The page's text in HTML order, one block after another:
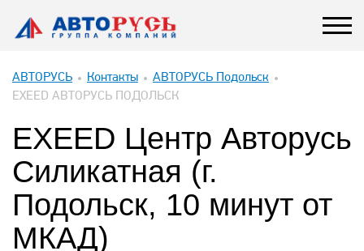
АВТОРУСЬ Контакты
АВТОРУСЬ Подольск
EXEED АВТОРУСЬ ПОДОЛЬСК
EXEED Центр Авторусь
Силикатная (г.
Подольск, 10 минут от
МКАД)